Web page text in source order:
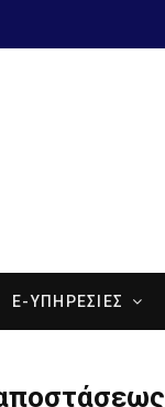
E-ΥΠΗΡΕΣΙΕΣ